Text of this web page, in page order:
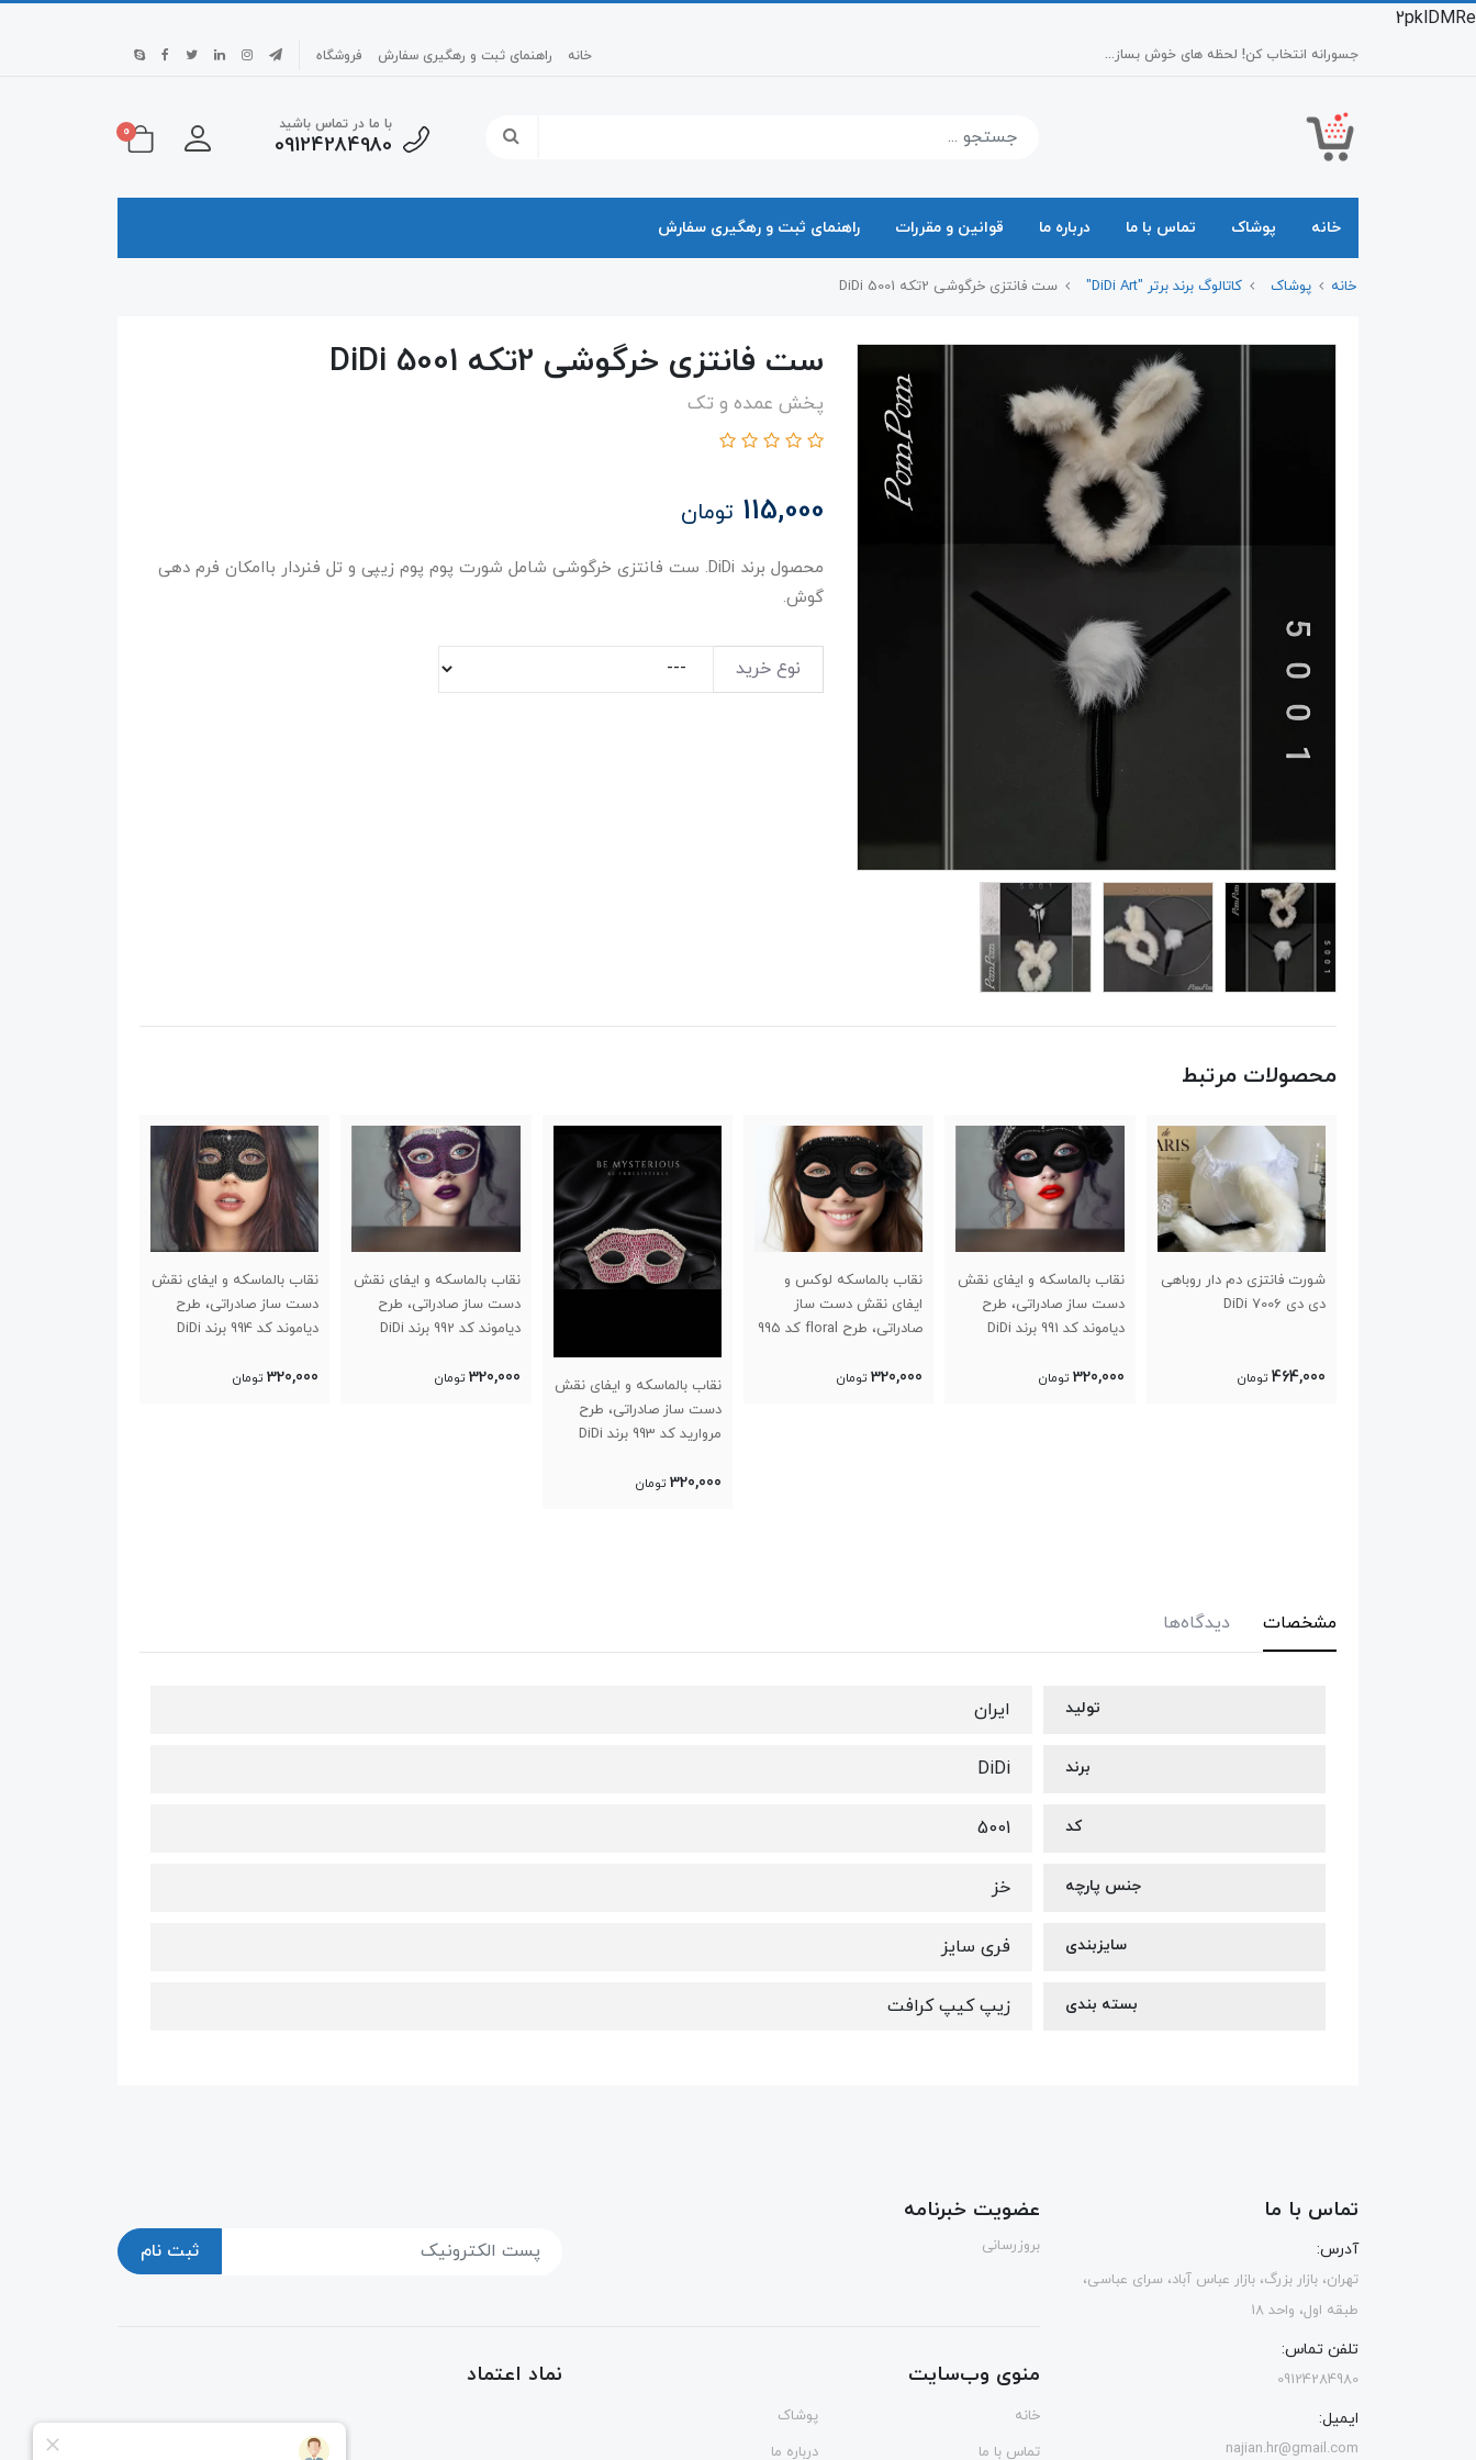
2pklDMRe
جسورانه انتخاب کن! لحظه های خوش بساز... خانه راهنمای ثبت و رهگیری سفارش فروشگاه
با ما در تماس باشید
09124284980
0
خانه پوشاک تماس با ما درباره ما قوانین و مقررات راهنمای ثبت و رهگیری سفارش
خانه پوشاک کاتالوگ برند برتر "DiDi Art" ست فانتزی خرگوشی 2تکه DiDi 5001
ست فانتزی خرگوشی 2تکه DiDi 5001
پخش عمده و تک
115,000 تومان
محصول برند DiDi. ست فانتزی خرگوشی شامل شورت پوم پوم زیپی و تل فنردار باامکان فرم دهی
گوش.
نوع خرید
محصولات مرتبط
شورت فانتزی دم دار روباهی
دی دی 7006 DiDi
464,000 تومان
نقاب بالماسکه و ایفای نقش
دست ساز صادراتی، طرح
دیاموند کد 991 برند DiDi
320,000 تومان
نقاب بالماسکه لوکس و
ایفای نقش دست ساز
صادراتی، طرح floral کد 995
320,000 تومان
نقاب بالماسکه و ایفای نقش
دست ساز صادراتی، طرح
مروارید کد 993 برند DiDi
320,000 تومان
نقاب بالماسکه و ایفای نقش
دست ساز صادراتی، طرح
دیاموند کد 992 برند DiDi
320,000 تومان
نقاب بالماسکه و ایفای نقش
دست ساز صادراتی، طرح
دیاموند کد 994 برند DiDi
320,000 تومان
مشخصات دیدگاه‌ها
تولید ایران
برند DiDi
کد 5001
جنس پارچه خز
سایزبندی فری سایز
بسته بندی زیپ کیپ کرافت
تماس با ما
آدرس:
تهران، بازار بزرگ، بازار عباس آباد، سرای عباسی،
طبقه اول، واحد 18
تلفن تماس:
09124284980
ایمیل:
najian.hr@gmail.com
عضویت خبرنامه
بروزرسانی ثبت نام
منوی وب‌سایت
خانه
پوشاک
تماس با ما
درباره ما
نماد اعتماد